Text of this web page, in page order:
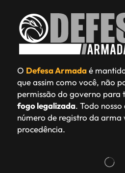
O Defesa Armadaé
que assim como você, não
permissão do governo para
fogo legalizada. Todo nosso
número de registro da arma
procedência.